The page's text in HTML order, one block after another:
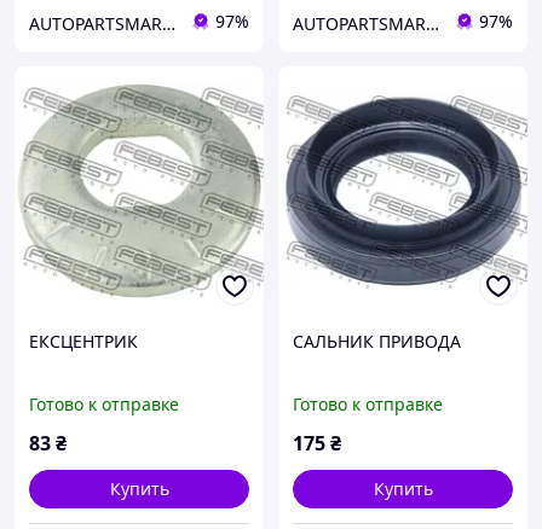
AUTOPARTSMARKET 97% AUTOPARTSMARKET 97%
ЕКСЦЕНТРИК
Готово к отправке
83₴
Купить
САЛЬНИК ПРИВОДА
Готово к отправке
175₴
Купить